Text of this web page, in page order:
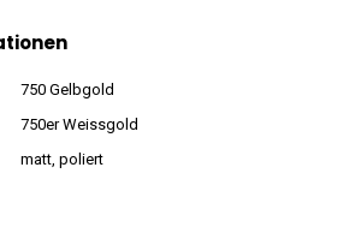
750 Gelbgold
750er Weissgold
matt, poliert